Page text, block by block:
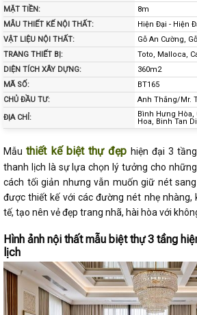
MẶT TIỀN:
8m
MẪU THIẾT KẾ NỘI THẤT:
Hiện Đại - Hiện
VẬT LIỆU NỘI THẤT:
Gỗ An Cường,
TRANG THIẾT BỊ:
Toto, Malloca,
DIỆN TÍCH XÂY DỰNG:
360m2
MÃ SỐ:
BT165
CHỦ ĐẦU TƯ:
Anh Thắng/Mr.
ĐỊA CHỈ:
Bình Hưng
Hoa, Binh Tan
Mẫuthiết kế biệt thự đẹp hiện đại 3
thanh lịch là sự lựa chọn lý tưởng cho
cách tối giản nhưng vẫn muốn giữ nét
được thiết kế với các đường nét nhẹ nhàng,
tế, tạo nên vẻ đẹp trang nhã, hài hòa với
Hình ảnh nội thất mẫu biệt thự 3 tầng
lịch